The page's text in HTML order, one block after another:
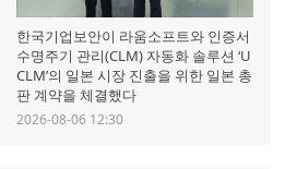
한국기업보안이 라움소프트와 인증서
수명주기 관리(CLM) 자동화 솔루션 ‘U
CLM’의 일본 시장 진출을 위한 일본 총
판 계약을 체결했다
2026-08-06 12:30